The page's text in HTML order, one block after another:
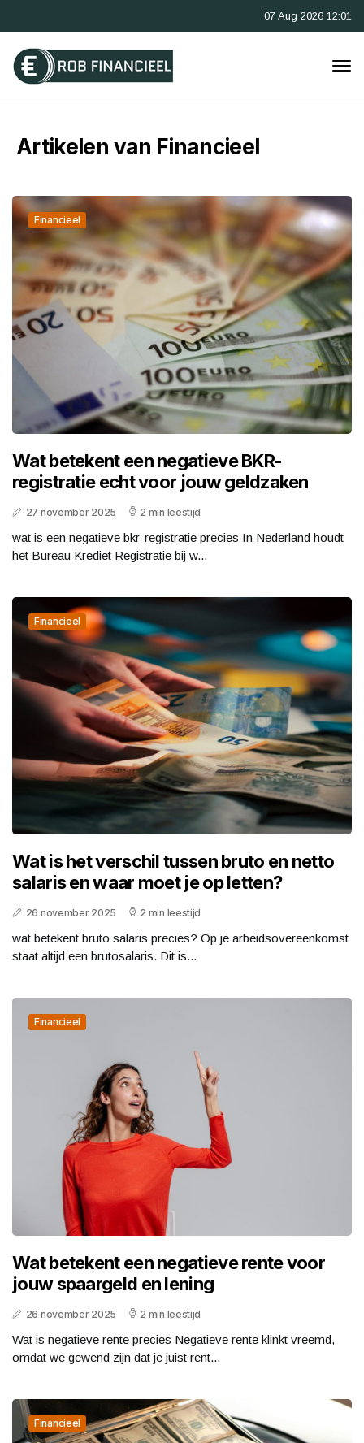
07 Aug 2026 12:01
Artikelen van Financieel
Financieel
Wat betekent een negatieve BKR-
registratie echt voor jouw geldzaken
27 november 2025 2 min leestijd
wat is een negatieve bkr-registratie precies In Nederland houdt
het Bureau Krediet Registratie bij w...
Financieel
Wat is het verschil tussen bruto en netto
salaris en waar moet je op letten?
26 november 2025 2 min leestijd
wat betekent bruto salaris precies? Op je arbeidsovereenkomst
staat altijd een brutosalaris. Dit is...
Financieel
Wat betekent een negatieve rente voor
jouw spaargeld en lening
26 november 2025 2 min leestijd
Wat is negatieve rente precies Negatieve rente klinkt vreemd,
omdat we gewend zijn dat je juist rent...
Financieel